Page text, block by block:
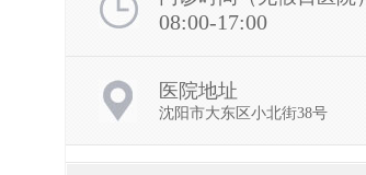
08:00-17:00
医院地址
沈阳市大东区小北街38号
贾勇
贾勇，副院长，沈阳肤
康医院皮肤病诊疗中心
会诊医师，毕...[详细]